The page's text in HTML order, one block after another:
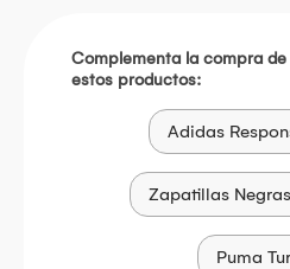
Complementa la compra
estos productos:
Adidas
Zapatillas
Puma